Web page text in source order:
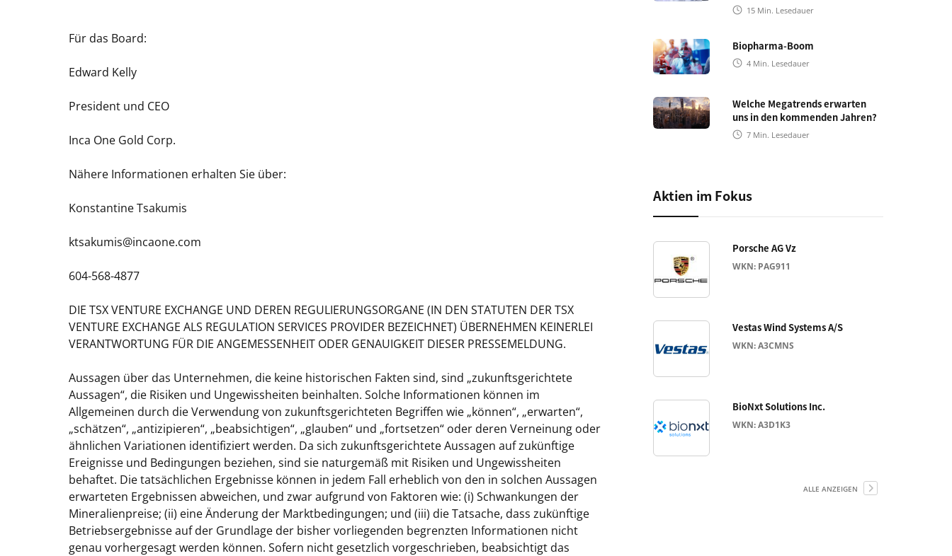
Für das Board:
Edward Kelly
President und CEO
Inca One Gold Corp.
Nähere Informationen erhalten Sie über:
Konstantine Tsakumis
ktsakumis@incaone.com
604-568-4877
DIE TSX VENTURE EXCHANGE UND DEREN REGULIERUNGSORGANE (IN DEN STATUTEN DER TSX
VENTURE EXCHANGE ALS REGULATION SERVICES PROVIDER BEZEICHNET) ÜBERNEHMEN KEINERLEI
VERANTWORTUNG FÜR DIE ANGEMESSENHEIT ODER GENAUIGKEIT DIESER PRESSEMELDUNG.
Aussagen über das Unternehmen, die keine historischen Fakten sind, sind „zukunftsgerichtete
Aussagen“, die Risiken und Ungewissheiten beinhalten. Solche Informationen können im
Allgemeinen durch die Verwendung von zukunftsgerichteten Begriffen wie „können“, „erwarten“,
„schätzen“, „antizipieren“, „beabsichtigen“, „glauben“ und „fortsetzen“ oder deren Verneinung oder
ähnlichen Variationen identifiziert werden. Da sich zukunftsgerichtete Aussagen auf zukünftige
Ereignisse und Bedingungen beziehen, sind sie naturgemäß mit Risiken und Ungewissheiten
behaftet. Die tatsächlichen Ergebnisse können in jedem Fall erheblich von den in solchen Aussagen
erwarteten Ergebnissen abweichen, und zwar aufgrund von Faktoren wie: (i) Schwankungen der
Mineralienpreise; (ii) eine Änderung der Marktbedingungen; und (iii) die Tatsache, dass zukünftige
Betriebsergebnisse auf der Grundlage der bisher vorliegenden begrenzten Informationen nicht
genau vorhergesagt werden können. Sofern nicht gesetzlich vorgeschrieben, beabsichtigt das
15 Min. Lesedauer
Biopharma-Boom
4 Min. Lesedauer
Welche Megatrends erwarten
uns in den kommenden Jahren?
7 Min. Lesedauer
Aktien im Fokus
Porsche AG Vz
WKN: PAG911
Vestas Wind Systems A/S
WKN: A3CMNS
BioNxt Solutions Inc.
WKN: A3D1K3
ALLE ANZEIGEN